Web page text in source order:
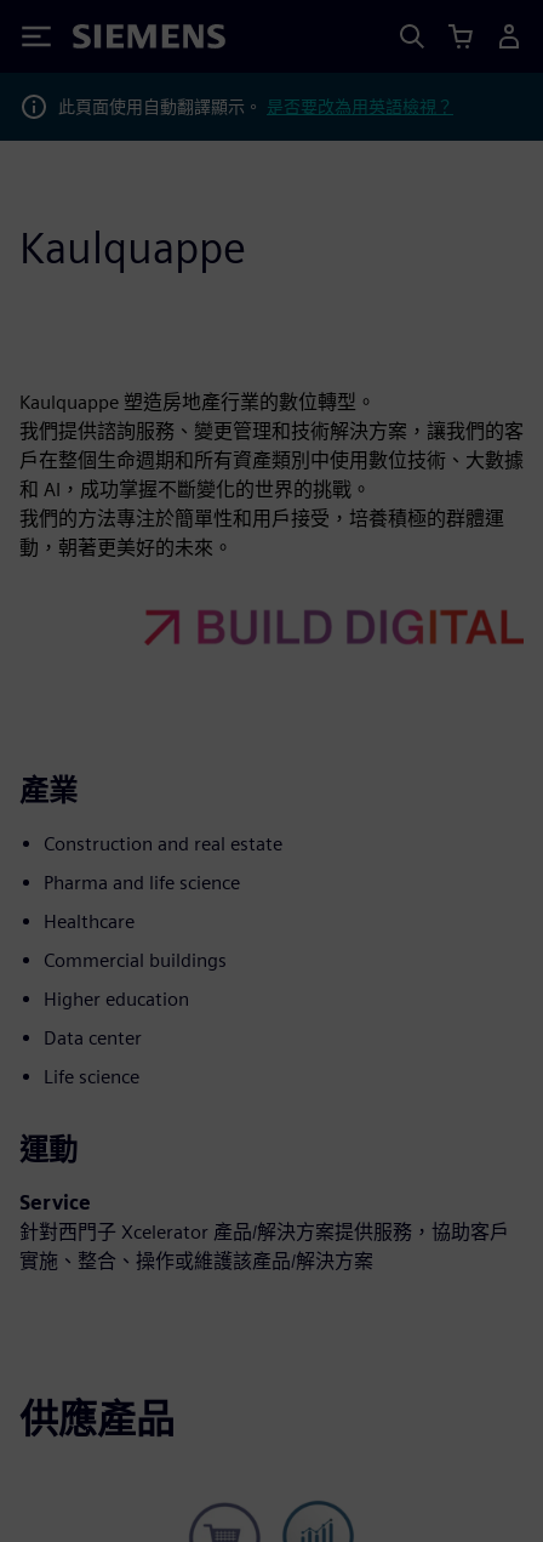
Siemens
此頁面使用自動翻譯顯示。 是否要改為用英語檢視？
Kaulquappe
Kaulquappe 塑造房地產行業的數位轉型。
我們提供諮詢服務、變更管理和技術解決方案，讓我們的客
戶在整個生命週期和所有資產類別中使用數位技術、大數據
和 AI，成功掌握不斷變化的世界的挑戰。
我們的方法專注於簡單性和用戶接受，培養積極的群體運
動，朝著更美好的未來。
產業
Construction and real estate
Pharma and life science
Healthcare
Commercial buildings
Higher education
Data center
Life science
運動
Service
針對西門子 Xcelerator 產品/解決方案提供服務，協助客戶
實施、整合、操作或維護該產品/解決方案
供應產品